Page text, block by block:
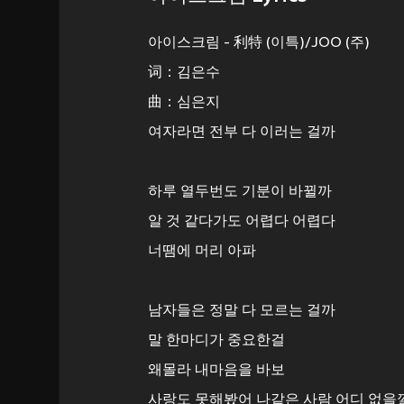
아이스크림 - 利特 (이특)/JOO (주)
词：김은수
曲：심은지
여자라면 전부 다 이러는 걸까
하루 열두번도 기분이 바뀔까
알 것 같다가도 어렵다 어렵다
너땜에 머리 아파
남자들은 정말 다 모르는 걸까
말 한마디가 중요한걸
왜몰라 내마음을 바보
사랑도 못해봤어 나같은 사람 어디 없을